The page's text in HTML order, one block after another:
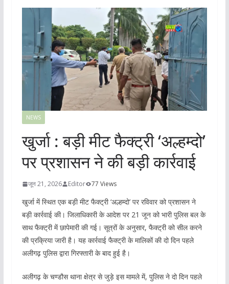
NEWS
खुर्जा : बड़ी मीट फैक्ट्री ‘अल्हम्दो’
पर प्रशासन ने की बड़ी कार्रवाई
जून 21, 2026 Editor 77 Views
खुर्जा में स्थित एक बड़ी मीट फैक्ट्री ‘अल्हम्दो’ पर रविवार को प्रशासन ने
बड़ी कार्रवाई की। जिलाधिकारी के आदेश पर 21 जून को भारी पुलिस बल के
साथ फैक्ट्री में छापेमारी की गई। सूत्रों के अनुसार, फैक्ट्री को सील करने
की प्रक्रिया जारी है। यह कार्रवाई फैक्ट्री के मालिकों की दो दिन पहले
अलीगढ़ पुलिस द्वारा गिरफ्तारी के बाद हुई है।
अलीगढ़ के चण्डौस थाना क्षेत्र से जुड़े इस मामले में, पुलिस ने दो दिन पहले